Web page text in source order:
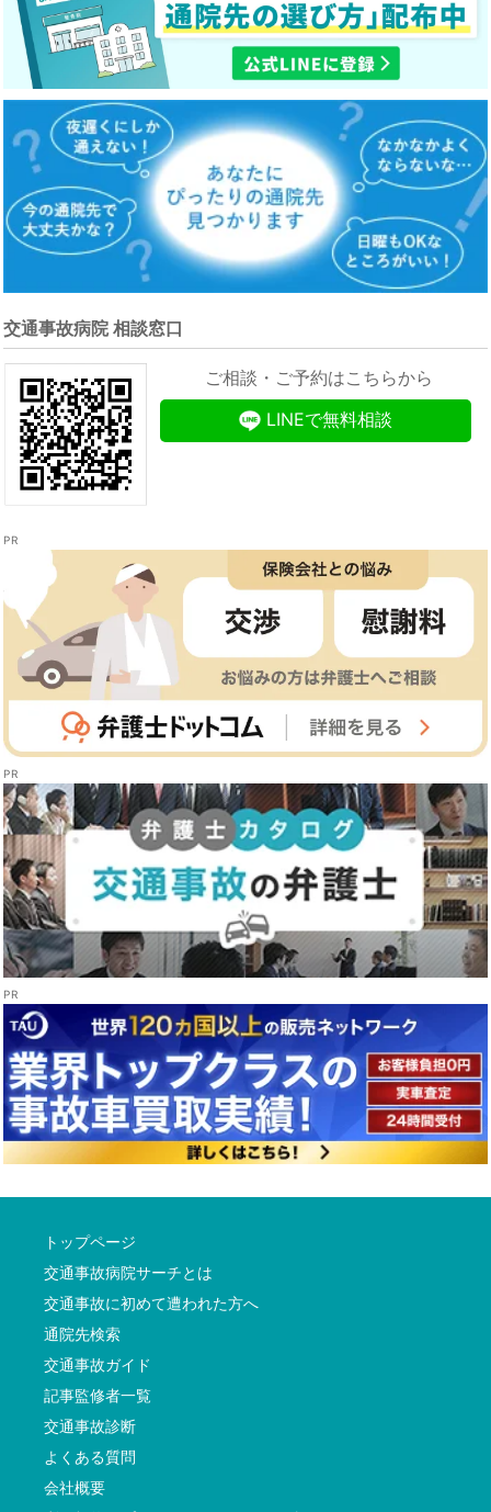
交通事故病院 相談窓口
ご相談・ご予約はこちらから
LINEで無料相談
トップページ
交通事故病院サーチとは
交通事故に初めて遭われた方へ
通院先検索
交通事故ガイド
記事監修者一覧
交通事故診断
よくある質問
会社概要